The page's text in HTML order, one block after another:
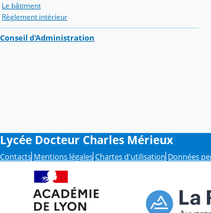
Le bâtiment
Règlement intérieur
Conseil d'Administration
Lycée Docteur Charles Mérieux
Contacts Mentions légales Chartes d'utilisation Données